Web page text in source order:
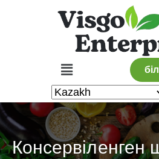
Консервіленген